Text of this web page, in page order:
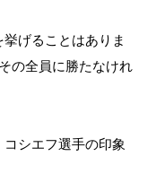
挙げることはありま
の全員に勝たなけれ
シエフ選手の印象